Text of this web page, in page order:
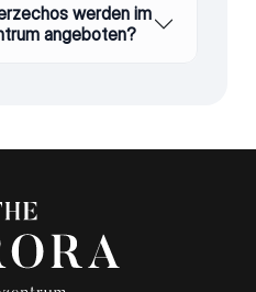
werden im
angeboten?